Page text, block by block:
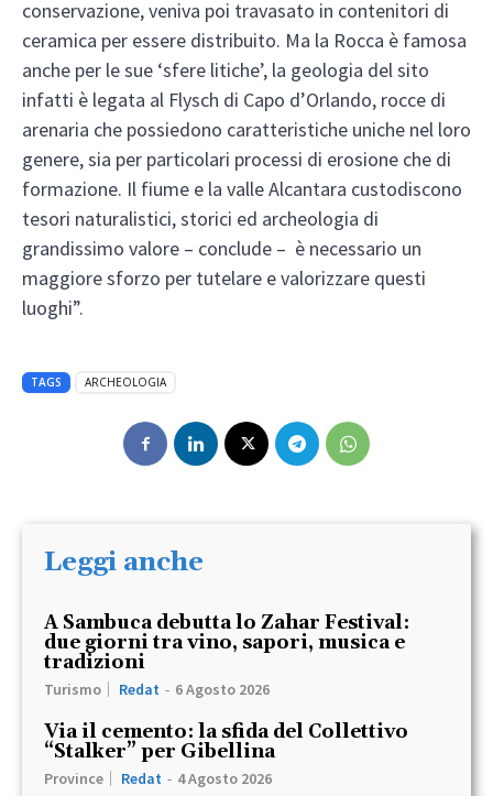
conservazione, veniva poi travasato in contenitori di
ceramica per essere distribuito. Ma la Rocca è famosa
anche per le sue ‘sfere litiche’, la geologia del sito
infatti è legata al Flysch di Capo d’Orlando, rocce di
arenaria che possiedono caratteristiche uniche nel loro
genere, sia per particolari processi di erosione che di
formazione. Il fiume e la valle Alcantara custodiscono
tesori naturalistici, storici ed archeologia di
grandissimo valore – conclude – è necessario un
maggiore sforzo per tutelare e valorizzare questi
luoghi”.
TAGS ARCHEOLOGIA
Leggi anche
A Sambuca debutta lo Zahar Festival:
due giorni tra vino, sapori, musica e
tradizioni
Turismo Redat - 6 Agosto 2026
Via il cemento: la sfida del Collettivo
“Stalker” per Gibellina
Province Redat - 4 Agosto 2026